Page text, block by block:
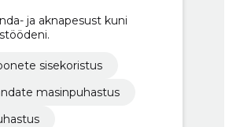
ja aknapesust kuni
sisekoristus
masinpuhastus